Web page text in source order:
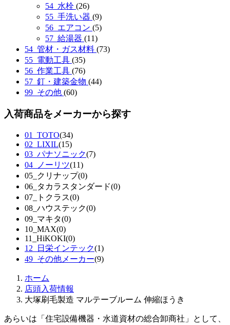
54_水栓 (26)
55_手洗い器 (9)
56_エアコン (5)
57_給湯器 (11)
54_管材・ガス材料 (73)
55_電動工具 (35)
56_作業工具 (76)
57_釘・建築金物 (44)
99_その他 (60)
入荷商品をメーカーから探す
01_TOTO(34)
02_LIXIL(15)
03_パナソニック(7)
04_ノーリツ(11)
05_クリナップ(0)
06_タカラスタンダード(0)
07_トクラス(0)
08_ハウステック(0)
09_マキタ(0)
10_MAX(0)
11_HiKOKI(0)
12_日栄インテック(1)
49_その他メーカー(9)
ホーム
店頭入荷情報
大塚刷毛製造 マルテーブルーム 伸縮ほうき
あらいは「住宅設備機器・水道資材の総合卸商社」として、